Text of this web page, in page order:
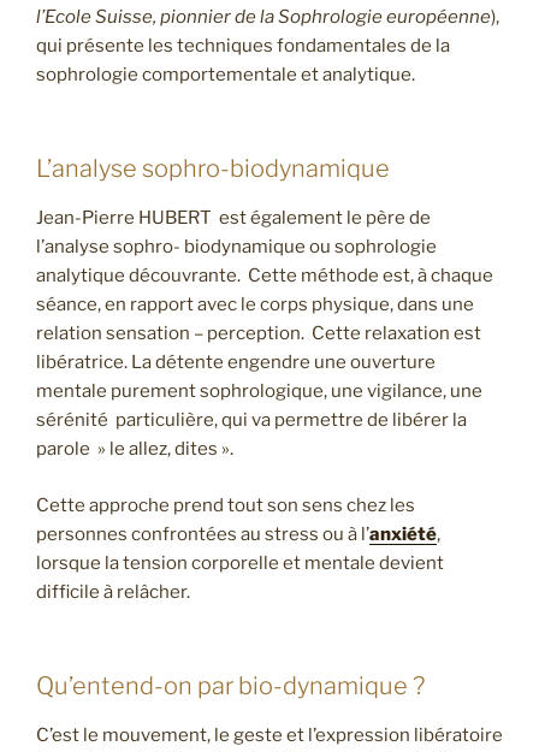
l’Ecole Suisse, pionnier de la Sophrologie européenne),
qui présente les techniques fondamentales de la
sophrologie comportementale et analytique.
L’analyse sophro-biodynamique
Jean-Pierre HUBERT est également le père de
l’analyse sophro- biodynamique ou sophrologie
analytique découvrante. Cette méthode est, à chaque
séance, en rapport avec le corps physique, dans une
relation sensation – perception. Cette relaxation est
libératrice. La détente engendre une ouverture
mentale purement sophrologique, une vigilance, une
sérénité particulière, qui va permettre de libérer la
parole » le allez, dites ».
Cette approche prend tout son sens chez les
personnes confrontées au stress ou à l’anxiété,
lorsque la tension corporelle et mentale devient
difficile à relâcher.
Qu’entend-on par bio-dynamique ?
C’est le mouvement, le geste et l’expression libératoire